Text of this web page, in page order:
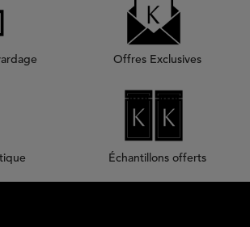
Offres Exclusives
Échantillons offerts